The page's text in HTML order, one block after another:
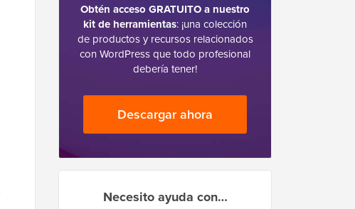
Obtén acceso GRATUITO a nuestro
kit de herramientas: ¡una colección
de productos y recursos relacionados
con WordPress que todo profesional
debería tener!
Descargar ahora
Necesito ayuda con…